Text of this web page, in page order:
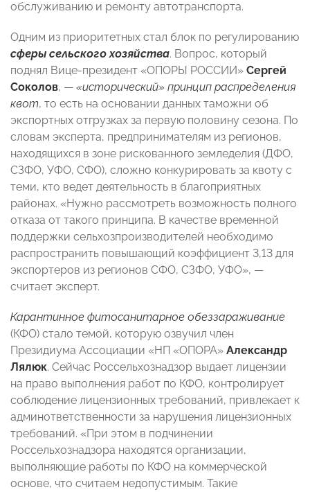
обслуживанию и ремонту автотранспорта.
Одним из приоритетных стал блок по регулированию
сферы сельского хозяйства. Вопрос, который
поднял Вице-президент «ОПОРЫ РОССИИ» Сергей
Соколов, — «исторический» принцип распределения
квот, то есть на основании данных таможни об
экспортных отгрузках за первую половину сезона. По
словам эксперта, предпринимателям из регионов,
находящихся в зоне рискованного земледелия (ДФО,
СЗФО, УФО, СФО), сложно конкурировать за квоту с
теми, кто ведет деятельность в благоприятных
районах. «Нужно рассмотреть возможность полного
отказа от такого принципа. В качестве временной
поддержки сельхозпроизводителей необходимо
распространить повышающий коэффициент 3,13 для
экспортеров из регионов СФО, СЗФО, УФО», —
считает эксперт.
Карантинное фитосанитарное обеззараживание
(КФО) стало темой, которую озвучил член
Президиума Ассоциации «НП «ОПОРА» Александр
Лялюк. Сейчас Россельхознадзор выдает лицензии
на право выполнения работ по КФО, контролирует
соблюдение лицензионных требований, привлекает к
админответственности за нарушения лицензионных
требований. «При этом в подчинении
Россельхознадзора находятся организации,
выполняющие работы по КФО на коммерческой
основе, что считаем недопустимым. Такие